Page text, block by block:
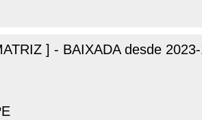
] - BAIXADA desde